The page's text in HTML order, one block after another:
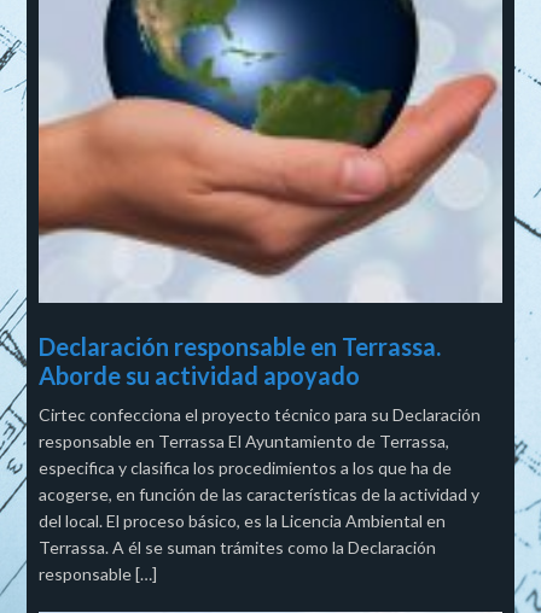
Declaración responsable en Terrassa.
Aborde su actividad apoyado
Cirtec confecciona el proyecto técnico para su Declaración
responsable en Terrassa El Ayuntamiento de Terrassa,
especifica y clasifica los procedimientos a los que ha de
acogerse, en función de las características de la actividad y
del local. El proceso básico, es la Licencia Ambiental en
Terrassa. A él se suman trámites como la Declaración
responsable […]